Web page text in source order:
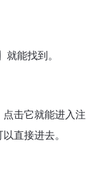
就能找到。
点击它就能进入注
直接进去。